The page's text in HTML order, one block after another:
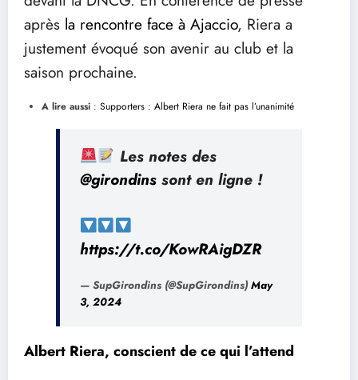
après la rencontre face à Ajaccio, Riera a
justement évoqué son avenir au club et la
saison prochaine.
A lire aussi : Supporters : Albert Riera ne fait pas l’unanimité
Les notes des
@girondins sont en ligne !
https://t.co/KowRAigDZR
— SupGirondins (@SupGirondins) May
3, 2024
Albert Riera, conscient de ce qui l’attend